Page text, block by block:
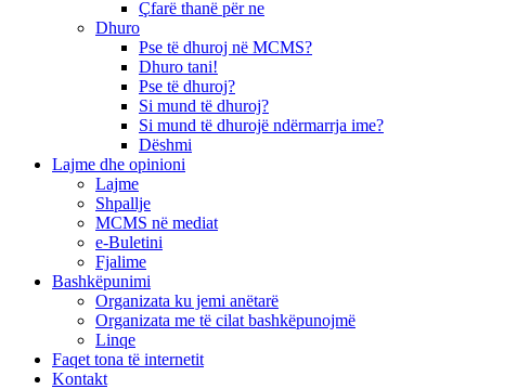
Çfarë thanë për ne
Dhuro
Pse të dhuroj në MCMS?
Dhuro tani!
Pse të dhuroj?
Si mund të dhuroj?
Si mund të dhurojë ndërmarrja ime?
Dëshmi
Lajme dhe opinioni
Lajme
Shpallje
MCMS në mediat
e-Buletini
Fjalime
Bashkëpunimi
Organizata ku jemi anëtarë
Organizata me të cilat bashkëpunojmë
Linqe
Faqet tona të internetit
Kontakt